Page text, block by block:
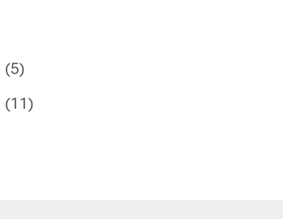
(5)
(11)